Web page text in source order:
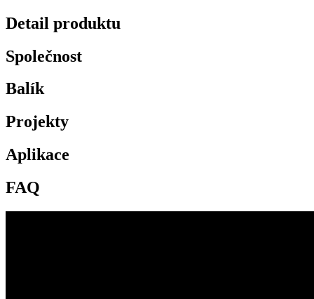
Detail produktu
Společnost
Balík
Projekty
Aplikace
FAQ